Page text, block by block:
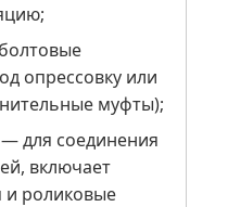
опрессовку или
муфты);
— для соединения
включает
и роликовые